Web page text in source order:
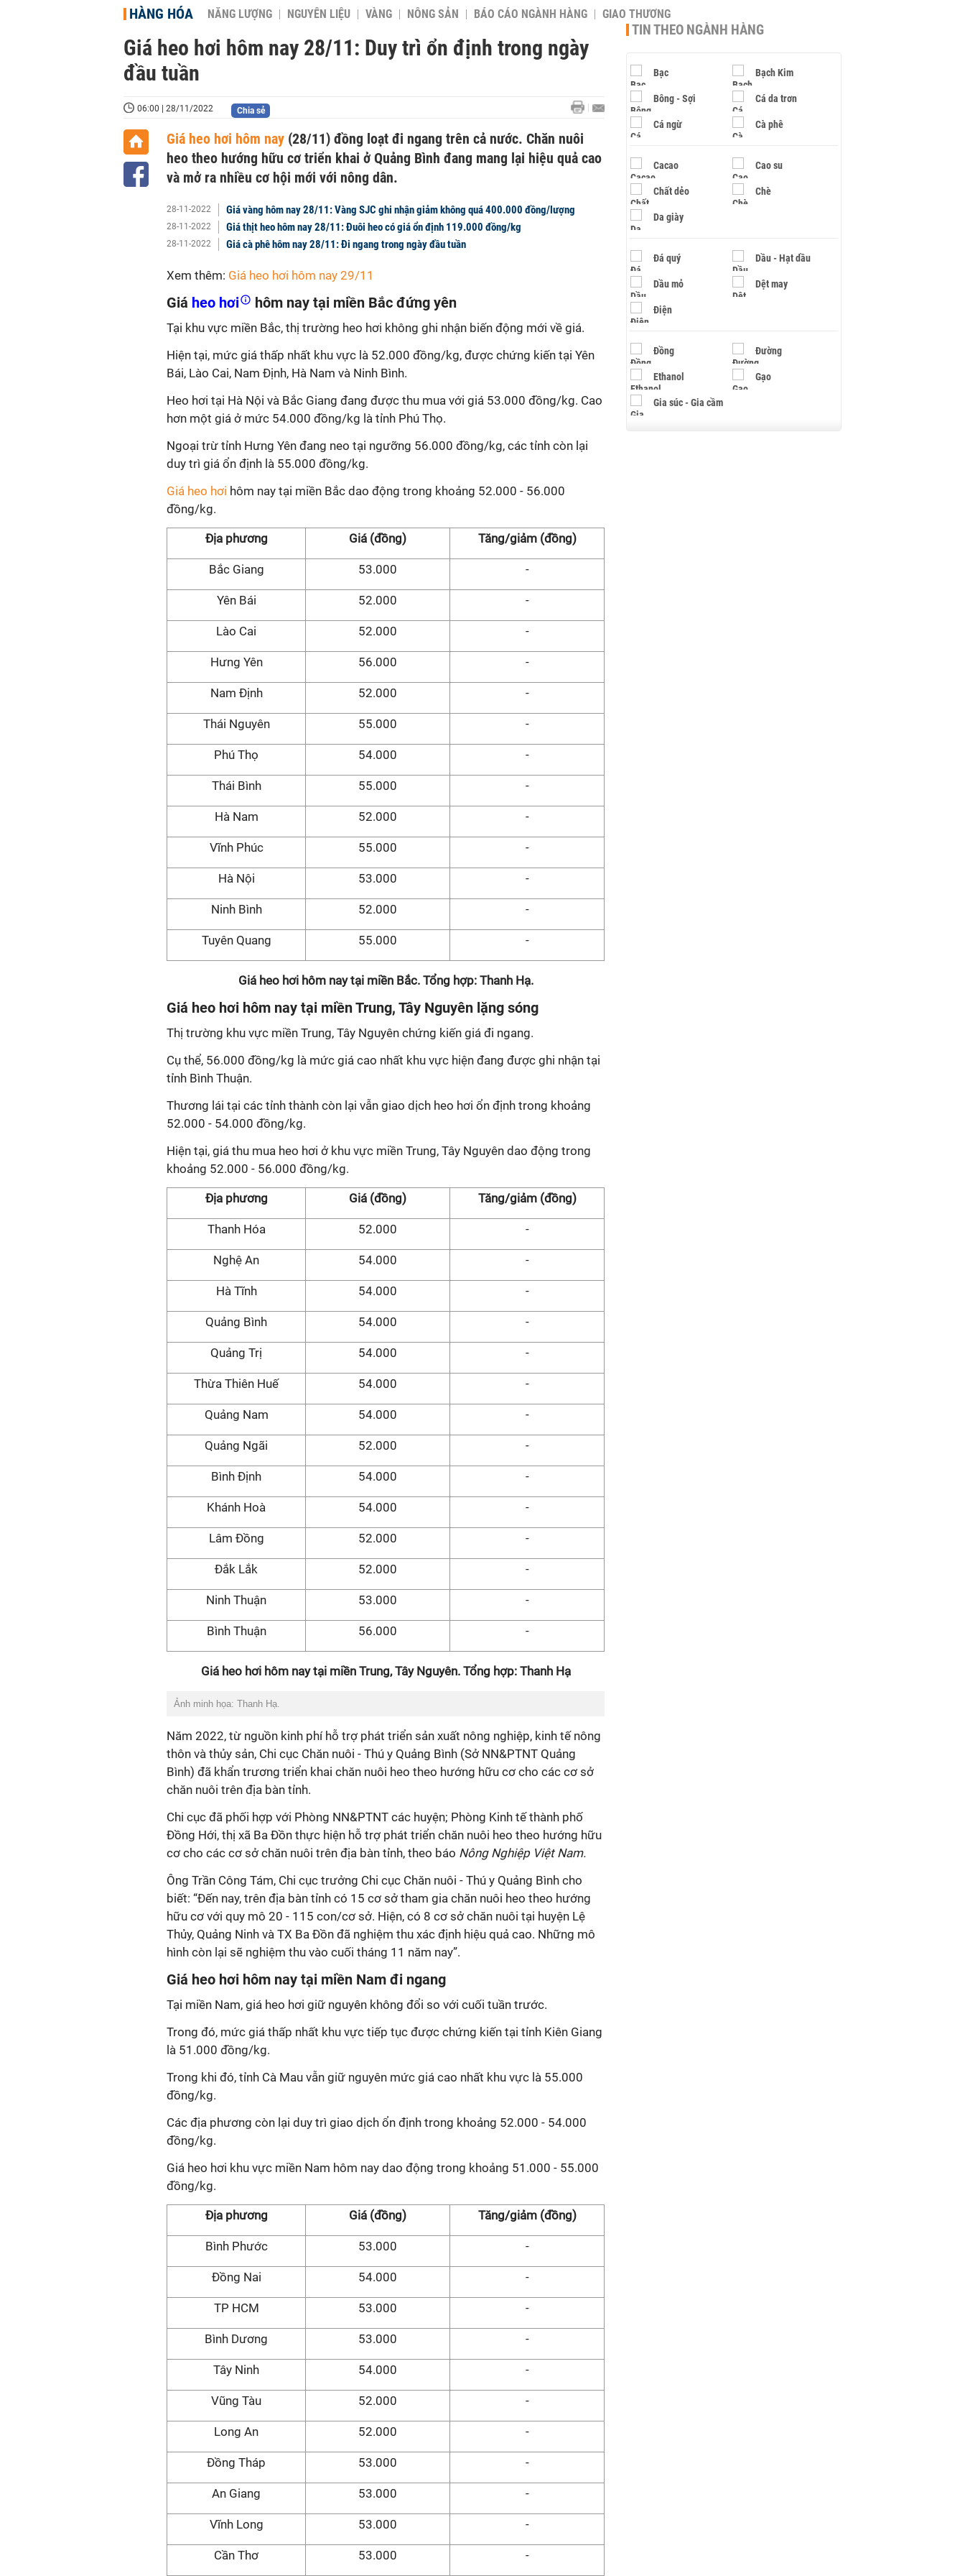
HÀNG HÓA NĂNG LƯỢNG NGUYÊN LIỆU VÀNG NÔNG SẢN BÁO CÁO NGÀNH HÀNG GIAO THƯƠNG
Giá heo hơi hôm nay 28/11: Duy trì ổn định trong ngày
đầu tuần
06:00 | 28/11/2022 Chia sẻ
Giá heo hơi hôm nay (28/11) đồng loạt đi ngang trên cả nước. Chăn nuôi
heo theo hướng hữu cơ triển khai ở Quảng Bình đang mang lại hiệu quả cao
và mở ra nhiều cơ hội mới với nông dân.
28-11-2022 Giá vàng hôm nay 28/11: Vàng SJC ghi nhận giảm không quá 400.000 đồng/lượng
28-11-2022 Giá thịt heo hôm nay 28/11: Đuôi heo có giá ổn định 119.000 đồng/kg
28-11-2022 Giá cà phê hôm nay 28/11: Đi ngang trong ngày đầu tuần
Xem thêm: Giá heo hơi hôm nay 29/11
Giá heo hơi hôm nay tại miền Bắc đứng yên
Tại khu vực miền Bắc, thị trường heo hơi không ghi nhận biến động mới về giá.
Hiện tại, mức giá thấp nhất khu vực là 52.000 đồng/kg, được chứng kiến tại Yên
Bái, Lào Cai, Nam Định, Hà Nam và Ninh Bình.
Heo hơi tại Hà Nội và Bắc Giang đang được thu mua với giá 53.000 đồng/kg. Cao
hơn một giá ở mức 54.000 đồng/kg là tỉnh Phú Thọ.
Ngoại trừ tỉnh Hưng Yên đang neo tại ngưỡng 56.000 đồng/kg, các tỉnh còn lại
duy trì giá ổn định là 55.000 đồng/kg.
Giá heo hơi hôm nay tại miền Bắc dao động trong khoảng 52.000 - 56.000
đồng/kg.
Địa phương Giá (đồng) Tăng/giảm (đồng)
Bắc Giang 53.000 -
Yên Bái 52.000 -
Lào Cai 52.000 -
Hưng Yên 56.000 -
Nam Định 52.000 -
Thái Nguyên 55.000 -
Phú Thọ 54.000 -
Thái Bình 55.000 -
Hà Nam 52.000 -
Vĩnh Phúc 55.000 -
Hà Nội 53.000 -
Ninh Bình 52.000 -
Tuyên Quang 55.000 -
Giá heo hơi hôm nay tại miền Bắc. Tổng hợp: Thanh Hạ.
Giá heo hơi hôm nay tại miền Trung, Tây Nguyên lặng sóng
Thị trường khu vực miền Trung, Tây Nguyên chứng kiến giá đi ngang.
Cụ thể, 56.000 đồng/kg là mức giá cao nhất khu vực hiện đang được ghi nhận tại
tỉnh Bình Thuận.
Thương lái tại các tỉnh thành còn lại vẫn giao dịch heo hơi ổn định trong khoảng
52.000 - 54.000 đồng/kg.
Hiện tại, giá thu mua heo hơi ở khu vực miền Trung, Tây Nguyên dao động trong
khoảng 52.000 - 56.000 đồng/kg.
Địa phương Giá (đồng) Tăng/giảm (đồng)
Thanh Hóa 52.000 -
Nghệ An 54.000 -
Hà Tĩnh 54.000 -
Quảng Bình 54.000 -
Quảng Trị 54.000 -
Thừa Thiên Huế 54.000 -
Quảng Nam 54.000 -
Quảng Ngãi 52.000 -
Bình Định 54.000 -
Khánh Hoà 54.000 -
Lâm Đồng 52.000 -
Đắk Lắk 52.000 -
Ninh Thuận 53.000 -
Bình Thuận 56.000 -
Giá heo hơi hôm nay tại miền Trung, Tây Nguyên. Tổng hợp: Thanh Hạ
Ảnh minh họa: Thanh Hạ.
Năm 2022, từ nguồn kinh phí hỗ trợ phát triển sản xuất nông nghiệp, kinh tế nông
thôn và thủy sản, Chi cục Chăn nuôi - Thú y Quảng Bình (Sở NN&PTNT Quảng
Bình) đã khẩn trương triển khai chăn nuôi heo theo hướng hữu cơ cho các cơ sở
chăn nuôi trên địa bàn tỉnh.
Chi cục đã phối hợp với Phòng NN&PTNT các huyện; Phòng Kinh tế thành phố
Đồng Hới, thị xã Ba Đồn thực hiện hỗ trợ phát triển chăn nuôi heo theo hướng hữu
cơ cho các cơ sở chăn nuôi trên địa bàn tỉnh, theo báo Nông Nghiệp Việt Nam.
Ông Trần Công Tám, Chi cục trưởng Chi cục Chăn nuôi - Thú y Quảng Bình cho
biết: “Đến nay, trên địa bàn tỉnh có 15 cơ sở tham gia chăn nuôi heo theo hướng
hữu cơ với quy mô 20 - 115 con/cơ sở. Hiện, có 8 cơ sở chăn nuôi tại huyện Lệ
Thủy, Quảng Ninh và TX Ba Đồn đã nghiệm thu xác định hiệu quả cao. Những mô
hình còn lại sẽ nghiệm thu vào cuối tháng 11 năm nay”.
Giá heo hơi hôm nay tại miền Nam đi ngang
Tại miền Nam, giá heo hơi giữ nguyên không đổi so với cuối tuần trước.
Trong đó, mức giá thấp nhất khu vực tiếp tục được chứng kiến tại tỉnh Kiên Giang
là 51.000 đồng/kg.
Trong khi đó, tỉnh Cà Mau vẫn giữ nguyên mức giá cao nhất khu vực là 55.000
đồng/kg.
Các địa phương còn lại duy trì giao dịch ổn định trong khoảng 52.000 - 54.000
đồng/kg.
Giá heo hơi khu vực miền Nam hôm nay dao động trong khoảng 51.000 - 55.000
đồng/kg.
Địa phương Giá (đồng) Tăng/giảm (đồng)
Bình Phước 53.000 -
Đồng Nai 54.000 -
TP HCM 53.000 -
Bình Dương 53.000 -
Tây Ninh 54.000 -
Vũng Tàu 52.000 -
Long An 52.000 -
Đồng Tháp 53.000 -
An Giang 53.000 -
Vĩnh Long 53.000 -
Cần Thơ 53.000 -
TIN THEO NGÀNH HÀNG
Bạc Bạch Kim
Bông - Sợi Cá da trơn
Cá ngừ Cà phê
Cacao Cao su
Chất dẻo Chè
Da giày
Đá quý Dầu - Hạt dầu
Dầu mỏ Dệt may
Điện
Đồng Đường
Ethanol Gạo
Gia súc - Gia cầm